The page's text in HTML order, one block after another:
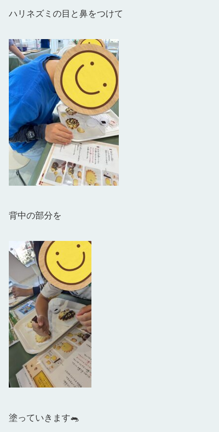
ハリネズミの目と鼻をつけて
背中の部分を
塗っていきます🐀